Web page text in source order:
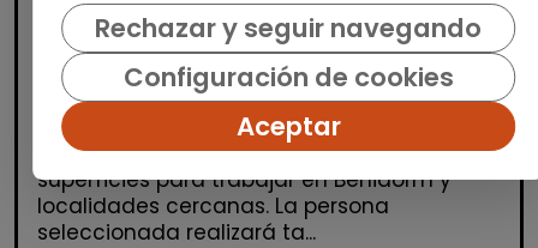
Operario/a de limpieza de cristales
(benidorm y alrededores)
OSGA LEVANTE| España(Alicante)
Se selecciona un/a operario/a de limpieza
especializado/a en la limpieza de cristales y
superficies para trabajar en Benidorm y
localidades cercanas. La persona
seleccionada realizará ta...
Rechazar y seguir navegando
Configuración de cookies
Aceptar